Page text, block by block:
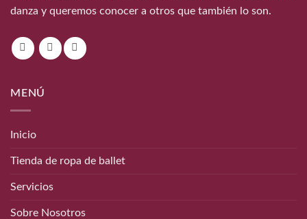
danza y queremos conocer a otros que también lo son.
MENÚ
Inicio
Tienda de ropa de ballet
Servicios
Sobre Nosotros